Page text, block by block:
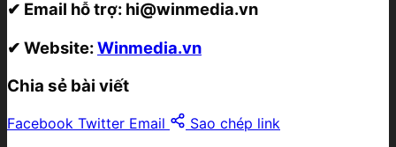
✔ Email hỗ trợ: hi@winmedia.vn
✔ Website:Winmedia.vn
Chia sẻ bài viết
Facebook Twitter Email Sao chép link